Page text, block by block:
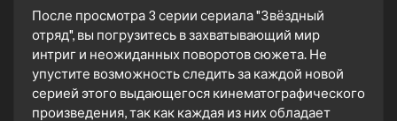
После просмотра 3 серии сериала "Звёздный
отряд", вы погрузитесь в захватывающий мир
интриг и неожиданных поворотов сюжета. Не
упустите возможность следить за каждой новой
серией этого выдающегося кинематографического
произведения, так как каждая из них обладает